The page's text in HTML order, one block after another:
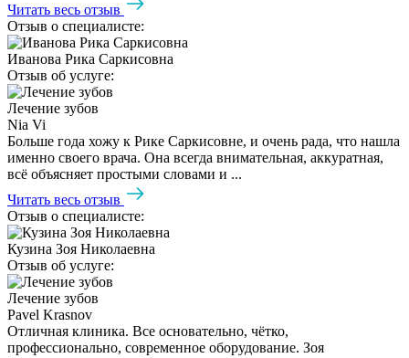
Читать весь отзыв
Отзыв о специалисте:
Иванова Рика Саркисовна
Отзыв об услуге:
Лечение зубов
Nia Vi
Больше года хожу к Рике Саркисовне, и очень рада, что нашла
именно своего врача. Она всегда внимательная, аккуратная,
всё объясняет простыми словами и ...
Читать весь отзыв
Отзыв о специалисте:
Кузина Зоя Николаевна
Отзыв об услуге:
Лечение зубов
Pavel Krasnov
Отличная клиника. Все основательно, чётко,
профессионально, современное оборудование. Зоя